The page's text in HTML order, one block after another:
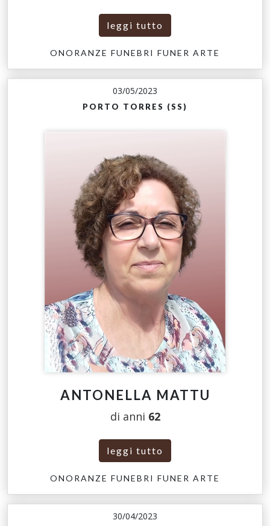
leggi tutto
ONORANZE FUNEBRI FUNER ARTE
03/05/2023
PORTO TORRES (SS)
ANTONELLA MATTU
di anni 62
leggi tutto
ONORANZE FUNEBRI FUNER ARTE
30/04/2023